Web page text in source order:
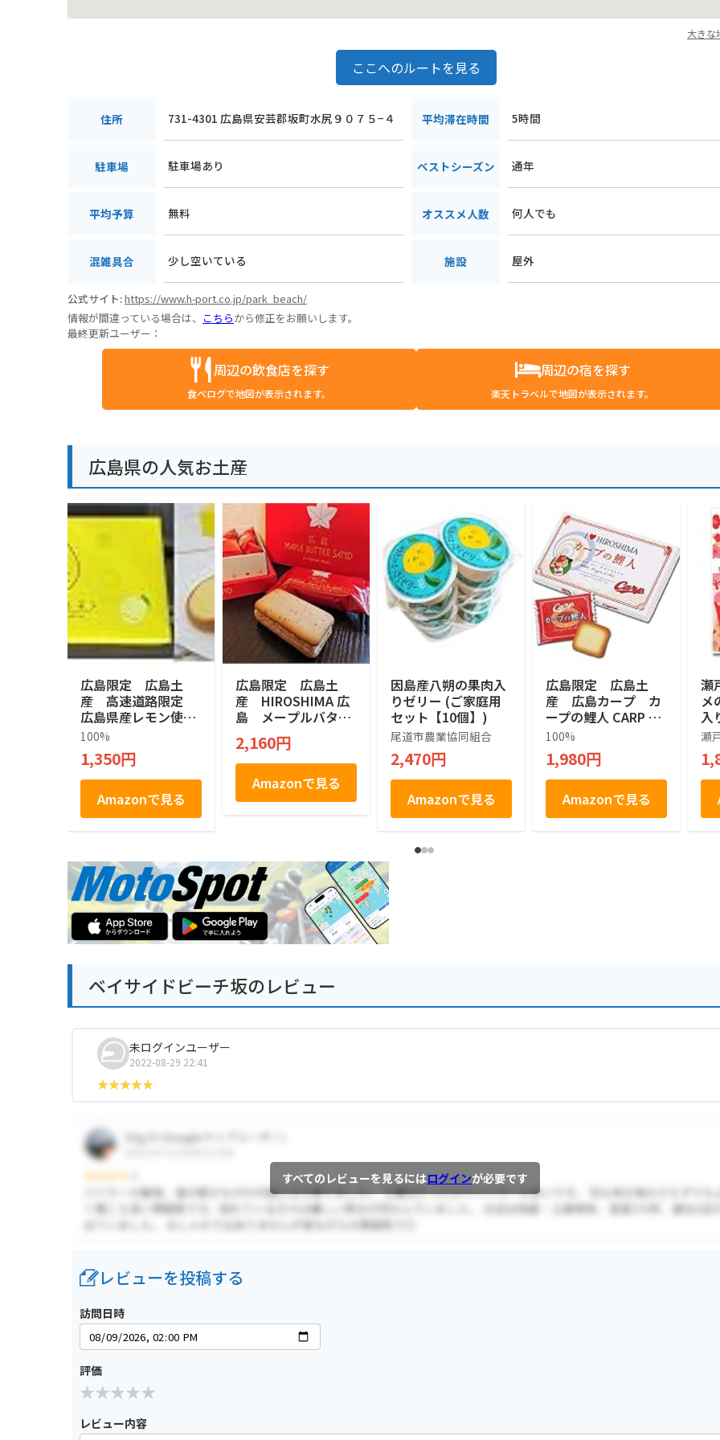
大きな
ここへのルートを見る
住所 731-4301 広島県安芸郡坂町水尻９０７５−４ 平均滞在時間 5時間
駐車場 駐車場あり ベストシーズン 通年
平均予算 無料 オススメ人数 何人でも
混雑具合 少し空いている 施設 屋外
公式サイト:https://www.h-port.co.jp/park_beach/
情報が間違っている場合は、 こちらから修正をお願いします。
最終更新ユーザー：
周辺の飲食店を探す
食べログで地図が表示されます。
周辺の宿を探す
楽天トラベルで地図が表示されます。
広島県の人気お土産
広島限定 広島土
産 高速道路限定
広島県産レモン使
用 おひなたレモン
Lemon no aji no ka
waii tart cookie 檸
檬タルトクッキー
焼菓子 １２個
100%
1,350円
Amazonで見る
広島限定 広島土
産 HIROSHIMA 広
島 メープルバター
サンド MAPLE BU
TTER SAND 菓子 1
0個入 サンド メ
ープル
2,160円
Amazonで見る
因島産八朔の果肉入
りゼリー (ご家庭用
セット【10個】)
尾道市農業協同組合
2,470円
Amazonで見る
広島限定 広島土
産 広島カープ カ
ープの鯉人 CARP no
KOIBITO ホワイトラ
ングドシャ White
Langue de chat I lo
ve Hiroshima カー
プ 焼菓子 １２個
100%
1,980円
Amazonで見る
瀬
メ
入
ギ
ウ
瀬
ベイサイドビーチ坂のレビュー
未ログインユーザー
2022-08-29 22:41
すべてのレビューを見るにはログインが必要です
レビューを投稿する
訪問日時
評価
レビュー内容